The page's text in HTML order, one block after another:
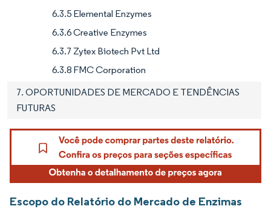
6.3.5 Elemental Enzymes
6.3.6 Creative Enzymes
6.3.7 Zytex Biotech Pvt Ltd
6.3.8 FMC Corporation
7. OPORTUNIDADES DE MERCADO E TENDÊNCIAS
FUTURAS
Escopo do Relatório do Mercado de Enzimas